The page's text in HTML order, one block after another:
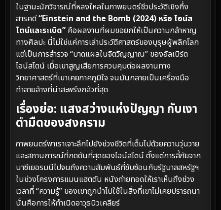
ในฐานะนักวิจารณ์ที่หลงใหลในภาพยนตร์ชีวประวัติเชิงกึ่ง
สารคดี“Einstein and the Bomb (2024) หรือ ไอน์ส
ไตน์และระเบิด” คือผลงานที่ผมขอยกให้เป็นความกล้าหาญ
ทางศิลปะ นี่ไม่ใช่แค่การเล่าประวัติศาสตร์ของบุรุษผู้พลิกโลก
แต่เป็นการสำรวจ “บาดแผลในจิตวิญญาณ” ของอัลเบิร์ต
ไอน์สไตน์ เมื่อเขาสูญเสียการควบคุมต่อผลงานทาง
วิทยาศาสตร์ที่เขาเคยภาคภูมิใจ จนมันกลายเป็นเครื่องมือ
ทำลายล้างที่น่าสะพรึงกลัวที่สุด
เรื่องย่อ: แสงสว่างแห่งปัญญา กับเงา
ดำมืดของสงคราม
ภาพยนตร์พาเราเจาะลึกไปยังช่วงชีวิตที่เต็มไปด้วยความวุ่นวาย
และสถานการณ์ที่กดดันที่สุดของไอน์สไตน์ ตั้งแต่การลี้ภัยจาก
นาซีเยอรมนีไปจนถึงความสัมพันธ์ที่ซับซ้อนกับรัฐบาลสหรัฐฯ
ในช่วงโครงการแมนแฮตตัน หนังถ่ายทอดให้เราเห็นถึงช่วง
เวลาที่ “ความรู้” ของเขาถูกนำไปใช้ในสิ่งที่เขาไม่เคยปรารถนา
นั่นคือการให้กำเนิดอาวุธนิวเคลียร์